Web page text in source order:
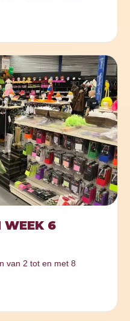
WEEK 6
van 2 tot en met 8